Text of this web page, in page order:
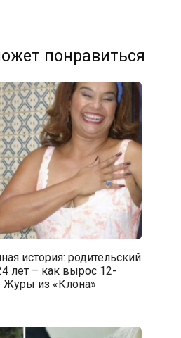
понравиться
история: родительский
лет – как вырос 12-
из «Клона»